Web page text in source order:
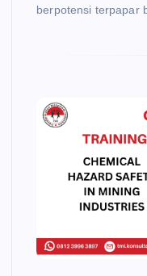
berpotensi terpapar